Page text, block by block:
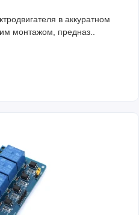
в аккуратном
монтажом, предназ..